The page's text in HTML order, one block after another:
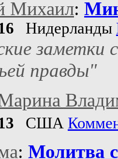
Михаил:
Нидерланды
заметки
правды"
США
: Молитва